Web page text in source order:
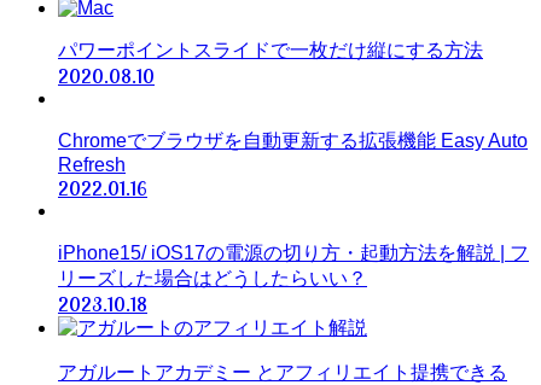
パワーポイントスライドで一枚だけ縦にする方法
2020.08.10
Chromeでブラウザを自動更新する拡張機能 Easy Auto
Refresh
2022.01.16
iPhone15/ iOS17の電源の切り方・起動方法を解説 | フ
リーズした場合はどうしたらいい？
2023.10.18
アガルートアカデミー とアフィリエイト提携できる